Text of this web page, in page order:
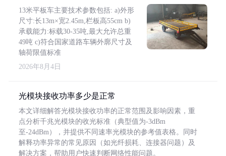
13米平板车主要技术参数包括: a)外形
尺寸:长13m×宽2.45m,栏板高55cm b)
承载能力:标载30-35吨,最大允许总重
49吨 c)符合国家道路车辆外廓尺寸及
轴荷限值标准
2026年8月4日
光模块接收功率多少是正常
本文详细解答光模块接收功率的正常范围及影响因素，重
点分析千兆光模块的收光标准（典型值为-3dBm
至-24dBm），并提供不同速率光模块的参考值表格。同时
解释功率异常的常见原因（如光纤损耗、连接器问题）及
解决方案，帮助用户快速判断网络性能问题。